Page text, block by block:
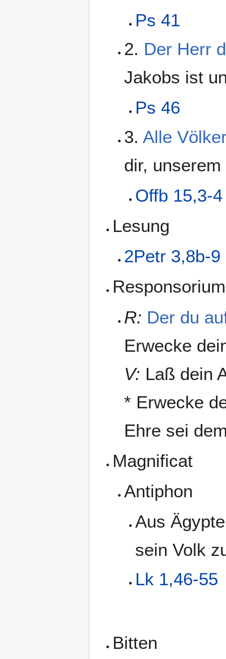
Ps 41
2. Der Herr
Jakobs ist
Ps 46
3. Alle
dir,
Offb 15,3-4
Lesung
2Petr 3,8b-9
Responsorium
R: Der du
Erwecke
V: Laß dein
* Erwecke
Ehre sei
Magnificat
Antiphon
Aus
sein Volk
Lk 1,46-55
Bitten